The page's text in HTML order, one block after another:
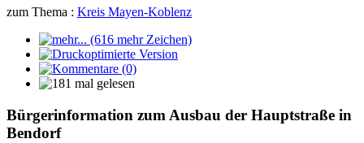
zum Thema : Kreis Mayen-Koblenz
Bürgerinformation zum Ausbau der Hauptstraße in
Bendorf